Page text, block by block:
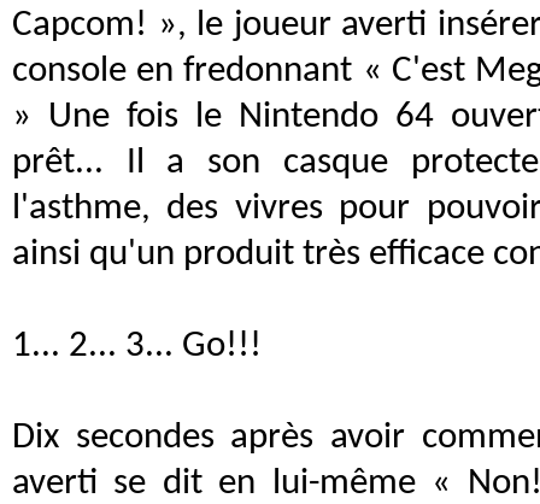
Capcom! », le joueur averti
console en fredonnant « C'est
» Une fois le Nintendo 64
prêt... Il a son casque
l'asthme, des vivres pour
ainsi qu'un produit très efficace
1... 2... 3... Go!!!
Dix secondes après avoir
averti se dit en lui-même «